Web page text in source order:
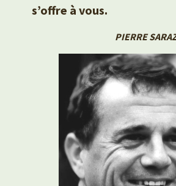
s’offre à vous.
PIERRE